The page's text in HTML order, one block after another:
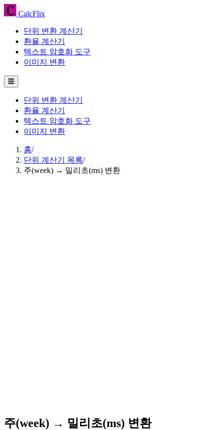
CalcFlix
단위 변환 계산기
환율 계산기
텍스트 암호화 도구
이미지 변환
☰
단위 변환 계산기
환율 계산기
텍스트 암호화 도구
이미지 변환
홈/
단위 계산기 목록/
주(week) → 밀리초(ms) 변환
주(week) → 밀리초(ms) 변환